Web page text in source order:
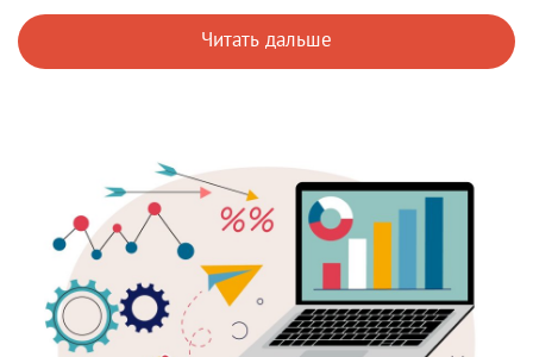
Читать дальше